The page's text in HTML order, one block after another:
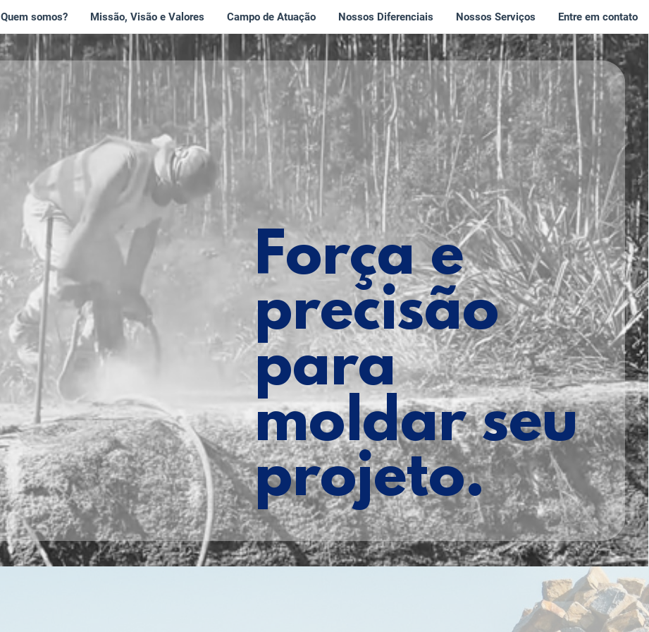
Quem somos? Missão, Visão e Valores Campo de Atuação Nossos Diferenciais Nossos Serviços Entre em contato
Força e
precisão
para
moldar seu
projeto.